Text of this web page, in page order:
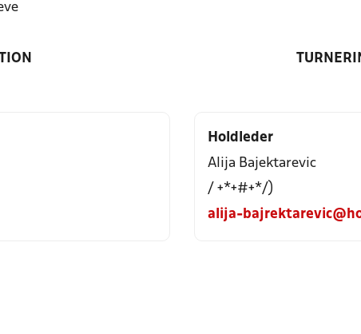
Holdleder
Alija Bajektarevic
/ +*+#+*/)
alija-